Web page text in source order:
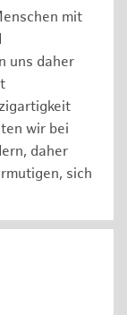
mit
uns daher
wir bei
daher
sich